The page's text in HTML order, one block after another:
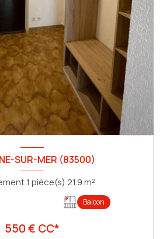
SUR-MER (83500)
Appartement 1 pièce(s) 21.9 m²
Balcon
550 € CC*